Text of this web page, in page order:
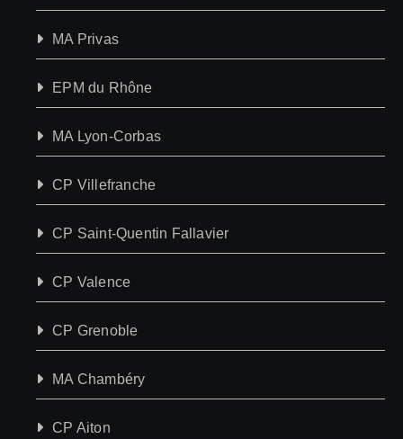
MA Privas
EPM du Rhône
MA Lyon-Corbas
CP Villefranche
CP Saint-Quentin Fallavier
CP Valence
CP Grenoble
MA Chambéry
CP Aiton